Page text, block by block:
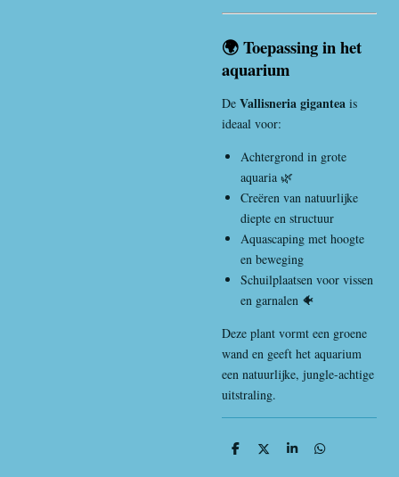
🌍 Toepassing in het
aquarium
De Vallisneria gigantea is
ideaal voor:
Achtergrond in grote
aquaria 🌿
Creëren van natuurlijke
diepte en structuur
Aquascaping met hoogte
en beweging
Schuilplaatsen voor vissen
en garnalen 🐠
Deze plant vormt een groene
wand en geeft het aquarium
een natuurlijke, jungle-achtige
uitstraling.
D
D
S
D